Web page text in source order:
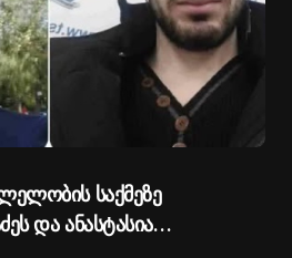
საქმეზე
და ანასტასია